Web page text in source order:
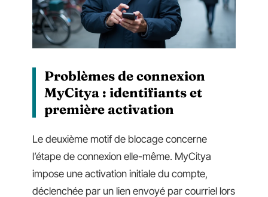
Problèmes de connexion
MyCitya : identifiants et
première activation
Le deuxième motif de blocage concerne
l’étape de connexion elle-même. MyCitya
impose une activation initiale du compte,
déclenchée par un lien envoyé par courriel lors